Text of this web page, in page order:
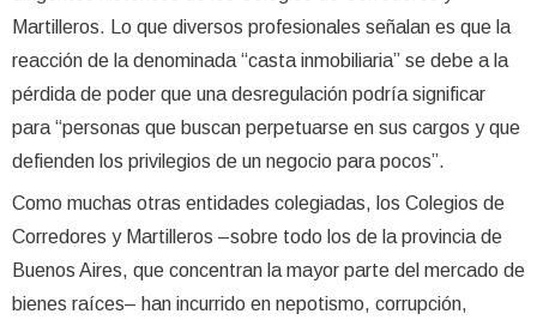
Martilleros. Lo que diversos profesionales señalan es que la
reacción de la denominada “casta inmobiliaria” se debe a la
pérdida de poder que una desregulación podría significar
para “personas que buscan perpetuarse en sus cargos y que
defienden los privilegios de un negocio para pocos”.
Como muchas otras entidades colegiadas, los Colegios de
Corredores y Martilleros –sobre todo los de la provincia de
Buenos Aires, que concentran la mayor parte del mercado de
bienes raíces– han incurrido en nepotismo, corrupción,